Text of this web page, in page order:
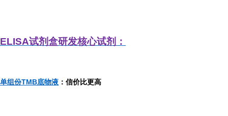
ELISA试剂盒研发核心试剂：
单组份TMB底物液 ：信价比更高